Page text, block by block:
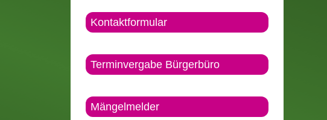
Kontaktformular
Terminvergabe Bürgerbüro
Mängelmelder